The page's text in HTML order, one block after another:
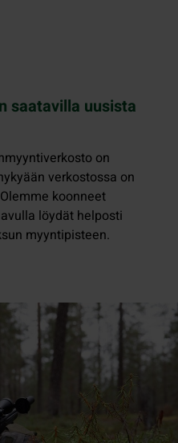
saatavilla uusista
on
verkostossa on
koonneet
löydät helposti
myyntipisteen.